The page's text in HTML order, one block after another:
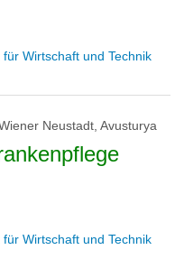
Wirtschaft und Technik
Neustadt, Avusturya
Wirtschaft und Technik